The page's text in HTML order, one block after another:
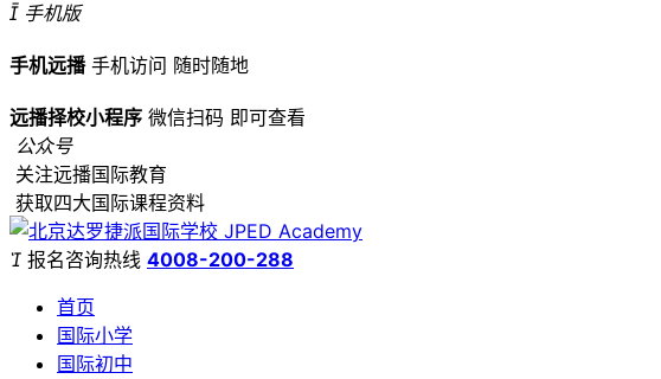
 手机版
手机远播 手机访问 随时随地
远播择校小程序 微信扫码 即可查看
公众号
关注远播国际教育
获取四大国际课程资料
 报名咨询热线 4008-200-288
首页
国际小学
国际初中